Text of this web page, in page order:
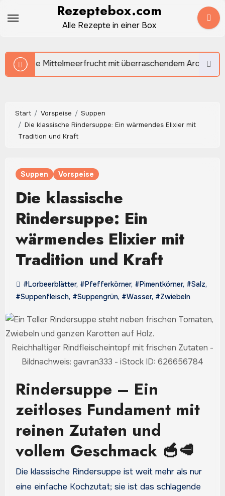
Inhalt
Rezeptebox.com
Alle Rezepte in einer Box
mit überraschendem Aroma Rotkohl selber
Start Vorspeise
Suppen
Die klassische Rindersuppe: Ein wärmendes Elixier mit
Tradition und Kraft
Suppen Vorspeise
Die klassische
Rindersuppe: Ein
wärmendes Elixier mit
Tradition und Kraft
#Lorbeerblätter, #Pfefferkörner, #Pimentkörner, #Salz,
#Suppenfleisch, #Suppengrün, #Wasser, #Zwiebeln
Reichhaltiger Rindfleischeintopf mit frischen Zutaten -
Bildnachweis: gavran333 - iStock ID: 626656784
Rindersuppe – Ein
zeitloses Fundament mit
reinen Zutaten und
vollem Geschmack 🥣🥩
Die klassische Rindersuppe ist weit mehr als nur
eine einfache Kochzutat; sie ist das schlagende